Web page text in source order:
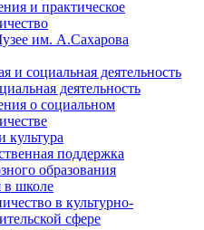
и практическое
им. А.Сахарова
и социальная деятельность
деятельность
о социальном
культура
поддержка
образования
в школе
в культурно-
сфере